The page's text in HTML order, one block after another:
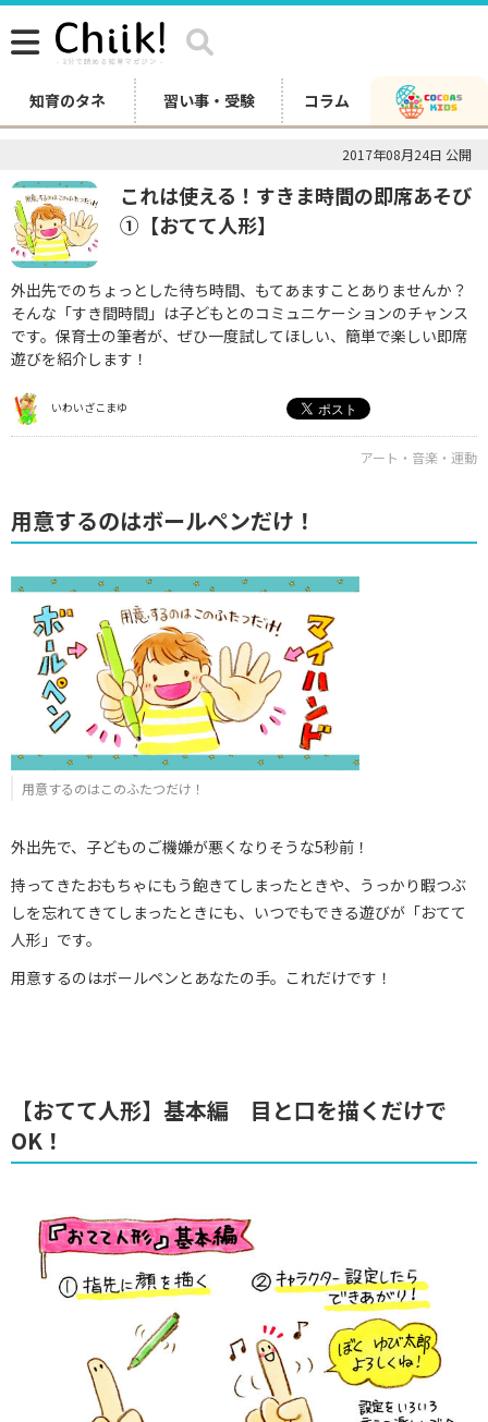
知育のタネ 習い事・受験 コラム
2017年08月24日 公開
これは使える！すきま時間の即席あそび
①【おてて人形】
外出先でのちょっとした待ち時間、もてあますことありませんか？
そんな「すき間時間」は子どもとのコミュニケーションのチャンス
です。保育士の筆者が、ぜひ一度試してほしい、簡単で楽しい即席
遊びを紹介します！
いわいざこまゆ
アート・音楽・運動
用意するのはボールペンだけ！
用意するのはこのふたつだけ！
外出先で、子どものご機嫌が悪くなりそうな5秒前！
持ってきたおもちゃにもう飽きてしまったときや、うっかり暇つぶ
しを忘れてきてしまったときにも、いつでもできる遊びが「おてて
人形」です。
用意するのはボールペンとあなたの手。これだけです！
【おてて人形】基本編 目と口を描くだけで
OK！